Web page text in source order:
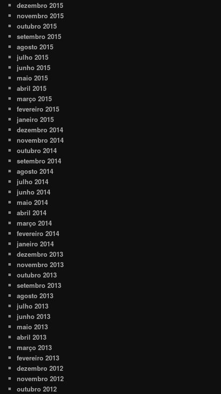
dezembro 2015
novembro 2015
outubro 2015
setembro 2015
agosto 2015
julho 2015
junho 2015
maio 2015
abril 2015
março 2015
fevereiro 2015
janeiro 2015
dezembro 2014
novembro 2014
outubro 2014
setembro 2014
agosto 2014
julho 2014
junho 2014
maio 2014
abril 2014
março 2014
fevereiro 2014
janeiro 2014
dezembro 2013
novembro 2013
outubro 2013
setembro 2013
agosto 2013
julho 2013
junho 2013
maio 2013
abril 2013
março 2013
fevereiro 2013
dezembro 2012
novembro 2012
outubro 2012